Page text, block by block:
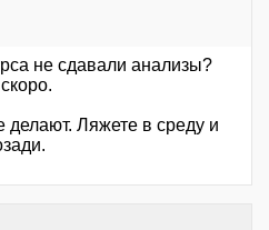
не сдавали анализы?
делают. Ляжете в среду и